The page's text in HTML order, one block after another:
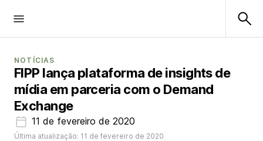
NOTÍCIAS
FIPP lança plataforma de insights de
mídia em parceria com o Demand
Exchange
11 de fevereiro de 2020
Última atualização: 11 de fevereiro de 2020